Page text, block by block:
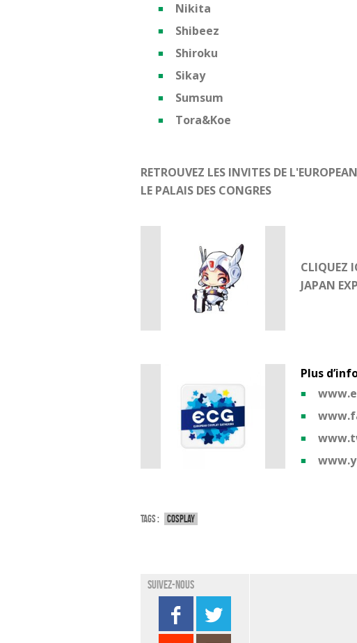
Nikita
Shibeez
Shiroku
Sikay
Sumsum
Tora&Koe
RETROUVEZ LES INVITES DE
LE PALAIS DES CONGRES
CLIQUEZ
JAPAN
Plus
Tags : Cosplay
Suivez-nous